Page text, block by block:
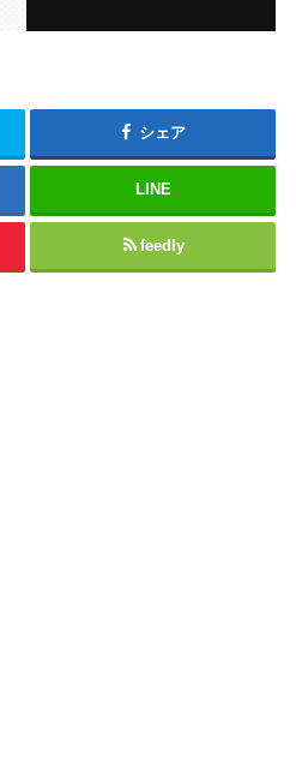
シェア
LINE
feedly